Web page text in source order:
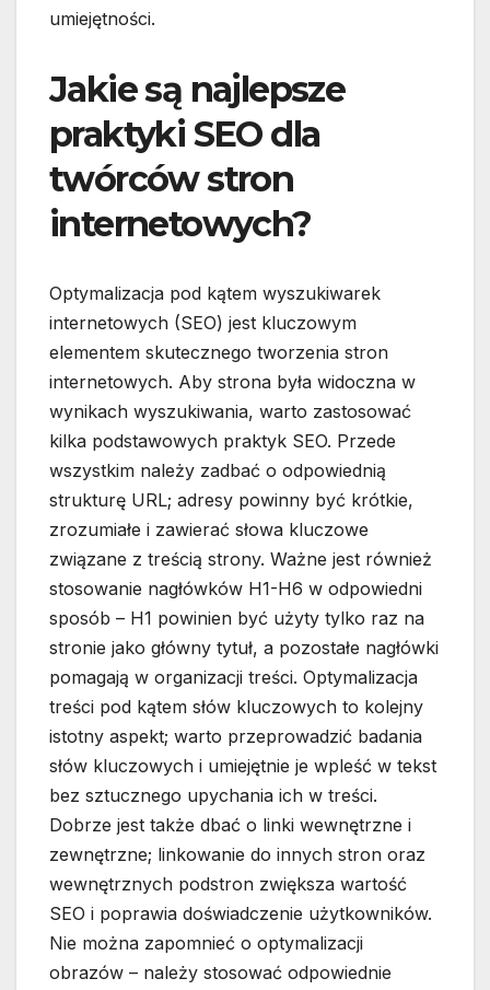
umiejętności.
Jakie są najlepsze
praktyki SEO dla
twórców stron
internetowych?
Optymalizacja pod kątem wyszukiwarek
internetowych (SEO) jest kluczowym
elementem skutecznego tworzenia stron
internetowych. Aby strona była widoczna w
wynikach wyszukiwania, warto zastosować
kilka podstawowych praktyk SEO. Przede
wszystkim należy zadbać o odpowiednią
strukturę URL; adresy powinny być krótkie,
zrozumiałe i zawierać słowa kluczowe
związane z treścią strony. Ważne jest również
stosowanie nagłówków H1-H6 w odpowiedni
sposób – H1 powinien być użyty tylko raz na
stronie jako główny tytuł, a pozostałe nagłówki
pomagają w organizacji treści. Optymalizacja
treści pod kątem słów kluczowych to kolejny
istotny aspekt; warto przeprowadzić badania
słów kluczowych i umiejętnie je wpleść w tekst
bez sztucznego upychania ich w treści.
Dobrze jest także dbać o linki wewnętrzne i
zewnętrzne; linkowanie do innych stron oraz
wewnętrznych podstron zwiększa wartość
SEO i poprawia doświadczenie użytkowników.
Nie można zapomnieć o optymalizacji
obrazów – należy stosować odpowiednie